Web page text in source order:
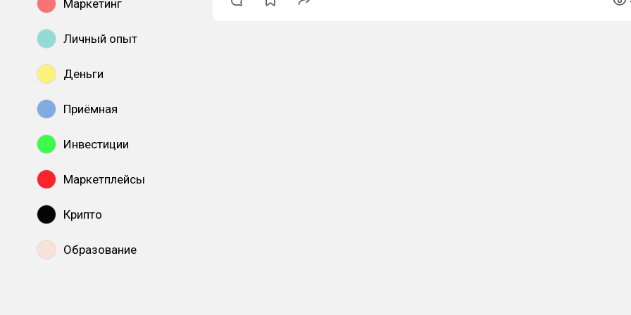
Маркетинг
Личный опыт
Деньги
Приёмная
Инвестиции
Маркетплейсы
Крипто
Образование